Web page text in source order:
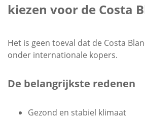
kiezen voor de Costa
Het is geen toeval dat de Costa
onder internationale kopers.
De belangrijkste redenen
Gezond en stabiel klimaat